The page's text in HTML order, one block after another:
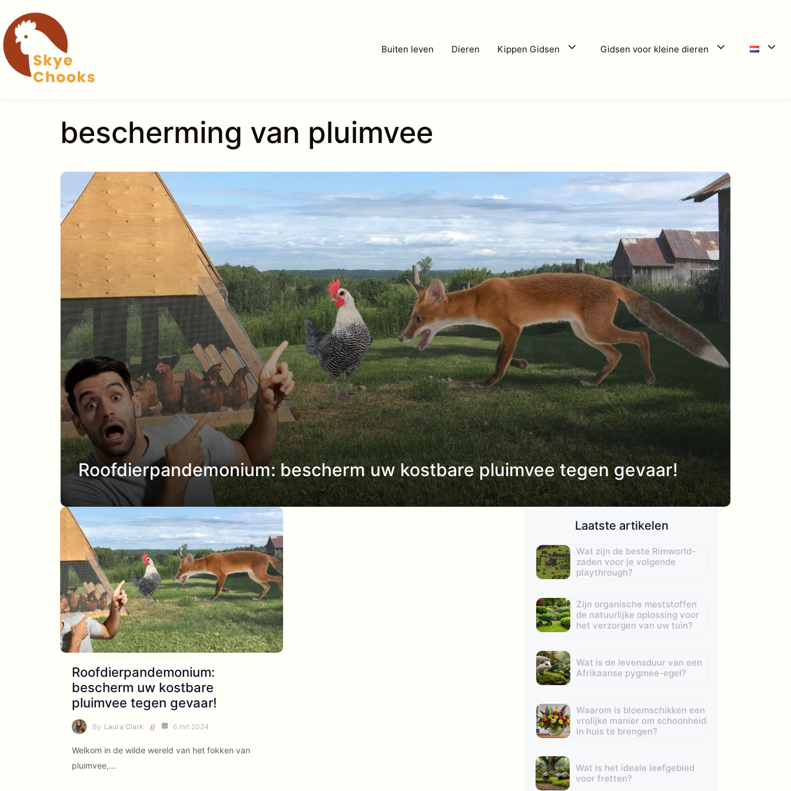
naar
de
inhoud
Buiten leven Dieren Kippen Gidsen Gidsen voor kleine dieren
bescherming van pluimvee
Roofdierpandemonium: bescherm uw kostbare pluimvee tegen gevaar!
Roofdierpandemonium:
bescherm uw kostbare
pluimvee tegen gevaar!
By Laura Clark 6 mrt 2024
Welkom in de wilde wereld van het fokken van
pluimvee,…
Laatste artikelen
Wat zijn de beste Rimworld-
zaden voor je volgende
playthrough?
Zijn organische meststoffen
de natuurlijke oplossing voor
het verzorgen van uw tuin?
Wat is de levensduur van een
Afrikaanse pygmee-egel?
Waarom is bloemschikken een
vrolijke manier om schoonheid
in huis te brengen?
Wat is het ideale leefgebied
voor fretten?